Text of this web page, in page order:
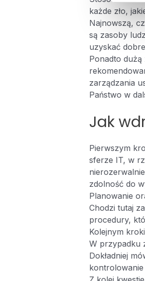
każde zło,
Najnowszą,
są zasoby
uzyskać
Ponadto
zarządzania
Państwo w
Jak
Pierwszym
sferze IT, w
zdolność do
Planowanie
Chodzi tutaj
procedury,
Kolejnym
W przypadku
Dokładniej